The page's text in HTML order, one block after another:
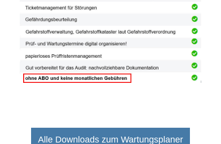
Alle Downloads zum Wartungsplaner